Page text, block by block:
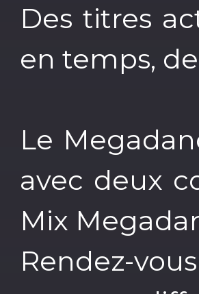
Des titres
en temps,
Le
avec deux
Mix
Rendez-